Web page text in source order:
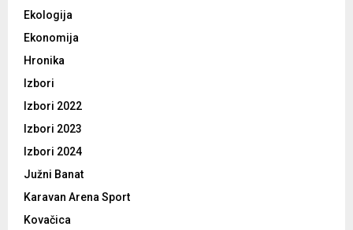
Ekologija
Ekonomija
Hronika
Izbori
Izbori 2022
Izbori 2023
Izbori 2024
Južni Banat
Karavan Arena Sport
Kovačica